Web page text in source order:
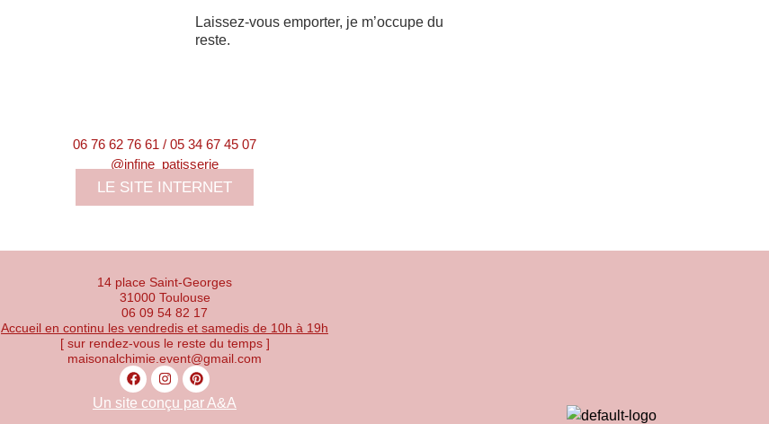
Laissez-vous emporter, je m’occupe du
reste.
06 76 62 76 61 / 05 34 67 45 07
@infine_patisserie
LE SITE INTERNET
14 place Saint-Georges
31000 Toulouse
06 09 54 82 17
Accueil en continu les vendredis et samedis de 10h à 19h
[ sur rendez-vous le reste du temps ]
maisonalchimie.event@gmail.com
Un site conçu par A&A